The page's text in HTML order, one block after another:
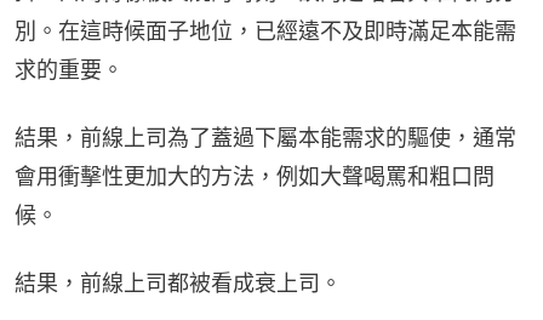
別。在這時候面子地位，已經遠不及即時滿足本能需
求的重要。
結果，前線上司為了蓋過下屬本能需求的驅使，通常
會用衝擊性更加大的方法，例如大聲喝罵和粗口問
候。
結果，前線上司都被看成衰上司。